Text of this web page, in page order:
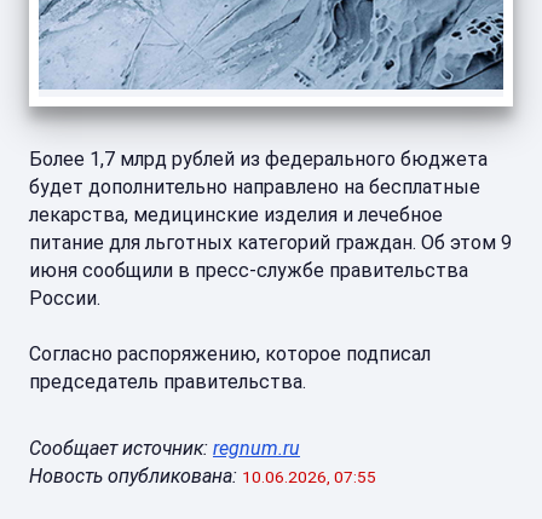
Более 1,7 млрд рублей из федерального бюджета
будет дополнительно направлено на бесплатные
лекарства, медицинские изделия и лечебное
питание для льготных категорий граждан. Об этом 9
июня сообщили в пресс-службе правительства
России.
Согласно распоряжению, которое подписал
председатель правительства.
Сообщает источник: regnum.ru
Новость опубликована: 10.06.2026, 07:55